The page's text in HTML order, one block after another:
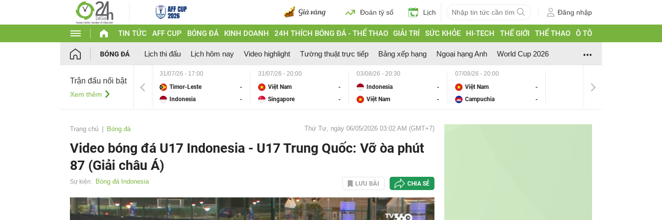
Đoán tỷ số Lịch Đăng nhập
TIN TỨC AFF CUP BÓNG ĐÁ KINH DOANH 24H THÍCH BÓNG ĐÁ - THỂ THAO GIẢI TRÍ SỨC KHỎE HI-TECH THẾ GIỚI THỂ THAO Ô TÔ
BÓNG ĐÁ Lịch thi đấu Lịch hôm nay Video highlight Tường thuật trực tiếp Bảng xếp hạng Ngoại hạng Anh World Cup 2026
Trận đấu nổi bật
Xem thêm
31/07/26 - 17:00
Timor-Leste
-
Indonesia
-
31/07/26 - 20:00
Việt Nam
-
Singapore
-
03/08/26 - 20:30
Indonesia
-
Việt Nam
-
07/08/26 - 20:00
Việt Nam
-
Campuchia
-
Trang chủ Bóng đá Thứ Tư, ngày 06/05/2026 03:02 AM (GMT+7)
Video bóng đá U17 Indonesia - U17 Trung Quốc: Vỡ òa phút
87 (Giải châu Á)
Sự kiện: Bóng đá Indonesia LƯU BÀI CHIA SẺ